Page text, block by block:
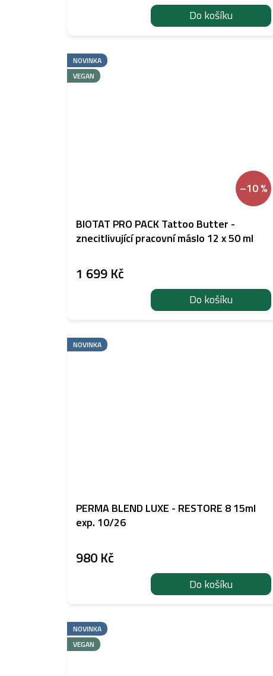
Do košíku
NOVINKA
VEGAN
–10 %
BIOTAT PRO PACK Tattoo Butter -
znecitlivující pracovní máslo 12 x 50 ml
1 699 Kč
Do košíku
NOVINKA
PERMA BLEND LUXE - RESTORE 8 15ml
exp. 10/26
980 Kč
Do košíku
NOVINKA
VEGAN